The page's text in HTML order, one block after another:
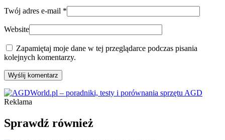
Twój adres e-mail *
Website
Zapamiętaj moje dane w tej przeglądarce podczas pisania
kolejnych komentarzy.
Wyślij komentarz
Reklama
Sprawdź również